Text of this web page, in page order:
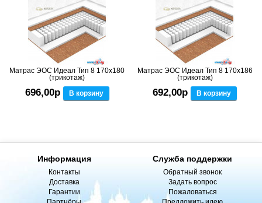
Матрас ЭОС Идеал Тип 8 170x180
(трикотаж)
696,00р В корзину
Матрас ЭОС Идеал Тип 8 170x186
(трикотаж)
692,00р В корзину
Информация
Контакты
Доставка
Гарантии
Служба поддержки
Обратный звонок
Задать вопрос
Пожаловаться